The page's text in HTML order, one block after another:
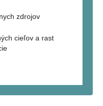
zdrojov
cieľov a rast